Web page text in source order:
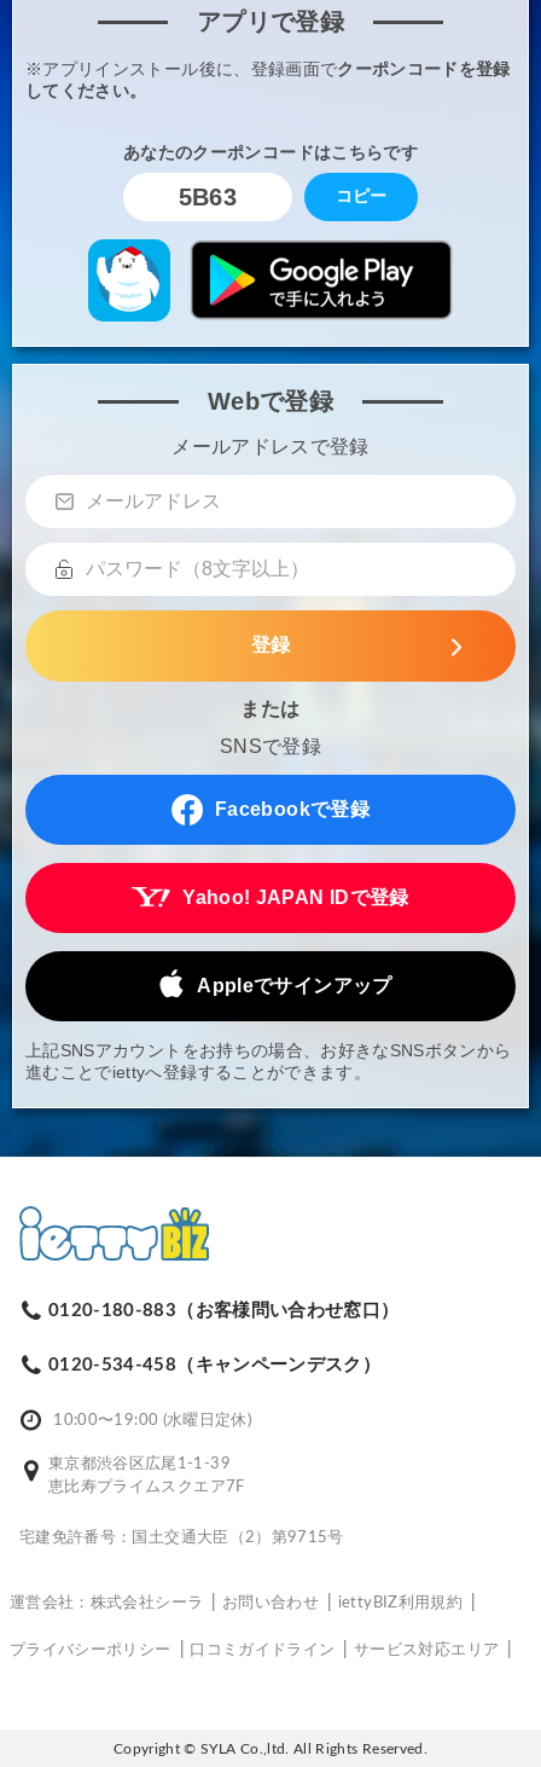
アプリで登録
※アプリインストール後に、登録画面でクーポンコードを登録
してください。
あなたのクーポンコードはこちらです
5B63 コピー
Webで登録
メールアドレスで登録
登録
または
SNSで登録
Facebookで登録
Yahoo! JAPAN IDで登録
Appleでサインアップ
上記SNSアカウントをお持ちの場合、お好きなSNSボタンから
進むことでiettyへ登録することができます。
0120-180-883（お客様問い合わせ窓口）
0120-534-458（キャンペーンデスク）
10:00〜19:00 (水曜日定休)
東京都渋谷区広尾1-1-39
恵比寿プライムスクエア7F
宅建免許番号：国土交通大臣（2）第9715号
運営会社：株式会社シーラ お問い合わせ iettyBIZ利用規約
プライバシーポリシー 口コミガイドライン サービス対応エリア
Copyright © SYLA Co.,ltd. All Rights Reserved.